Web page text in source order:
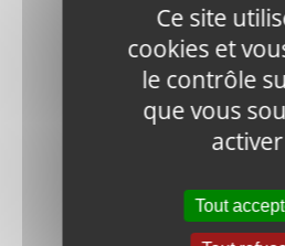
panier
V400-60W-
010100
Ce site
cookies et
le contrôle
que vous
activer
Tout